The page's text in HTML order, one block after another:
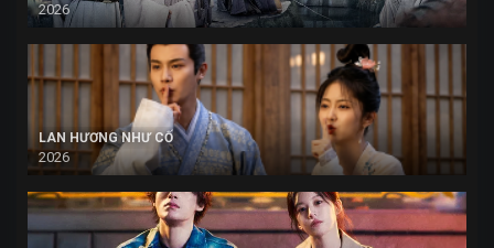
2026
LAN HƯƠNG NHƯ CỐ
2026